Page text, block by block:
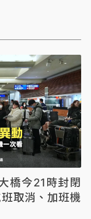
及宮古島人氣旅宿一
橋今21時封閉
取消、加班機